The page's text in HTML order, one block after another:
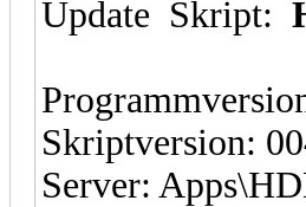
Update Skript:
Skriptversion:
Server: